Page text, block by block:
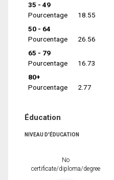
35 - 49
Pourcentage
18.55
50 - 64
Pourcentage
26.56
65 - 79
Pourcentage
16.73
80+
Pourcentage
2.77
Éducation
NIVEAU D'ÉDUCATION
No
certificate/diploma/degree